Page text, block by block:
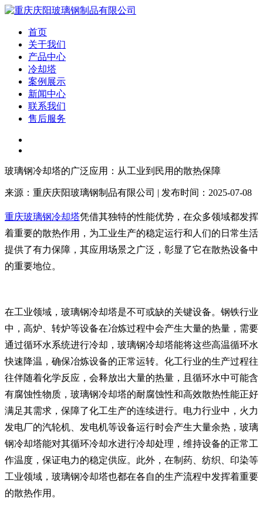
首页
关于我们
产品中心
冷却塔
案例展示
新闻中心
联系我们
售后服务
玻璃钢冷却塔的广泛应用：从工业到民用的散热保障
来源：重庆庆阳玻璃钢制品有限公司 | 发布时间：2025-07-08
重庆玻璃钢冷却塔凭借其独特的性能优势，在众多领域都发挥
着重要的散热作用，为工业生产的稳定运行和人们的日常生活
提供了有力保障，其应用场景之广泛，彰显了它在散热设备中
的重要地位。
在工业领域，玻璃钢冷却塔是不可或缺的关键设备。钢铁行业
中，高炉、转炉等设备在冶炼过程中会产生大量的热量，需要
通过循环水系统进行冷却，玻璃钢冷却塔能将这些高温循环水
快速降温，确保冶炼设备的正常运转。化工行业的生产过程往
往伴随着化学反应，会释放出大量的热量，且循环水中可能含
有腐蚀性物质，玻璃钢冷却塔的耐腐蚀性和高效散热性能正好
满足其需求，保障了化工生产的连续进行。电力行业中，火力
发电厂的汽轮机、发电机等设备运行时会产生大量余热，玻璃
钢冷却塔能对其循环冷却水进行冷却处理，维持设备的正常工
作温度，保证电力的稳定供应。此外，在制药、纺织、印染等
工业领域，玻璃钢冷却塔也都在各自的生产流程中发挥着重要
的散热作用。